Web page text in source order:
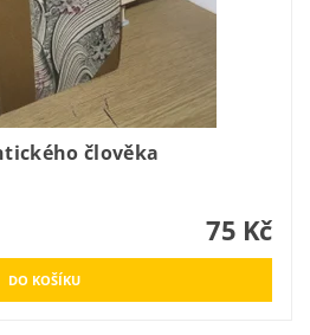
člověka
75 Kč